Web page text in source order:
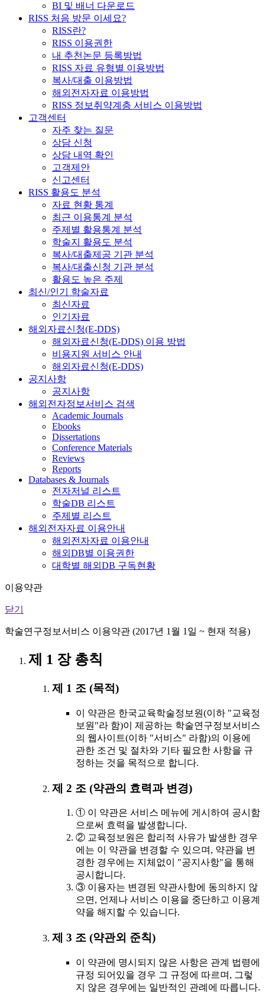
BI 및 배너 다운로드
RISS 처음 방문 이세요?
RISS란?
RISS 이용권한
내 추천논문 등록방법
RISS 자료 유형별 이용방법
복사/대출 이용방법
해외전자자료 이용방법
RISS 정보취약계층 서비스 이용방법
고객센터
자주 찾는 질문
상담 신청
상담 내역 확인
고객제안
신고센터
RISS 활용도 분석
자료 현황 통계
최근 이용통계 분석
주제별 활용통계 분석
학술지 활용도 분석
복사/대출제공 기관 분석
복사/대출신청 기관 분석
활용도 높은 주제
최신/인기 학술자료
최신자료
인기자료
해외자료신청(E-DDS)
해외자료신청(E-DDS) 이용 방법
비용지원 서비스 안내
해외자료신청(E-DDS)
공지사항
공지사항
해외전자정보서비스 검색
Academic Journals
Ebooks
Dissertations
Conference Materials
Reviews
Reports
Databases & Journals
전자저널 리스트
학술DB 리스트
주제별 리스트
해외전자자료 이용안내
해외전자자료 이용안내
해외DB별 이용권한
대학별 해외DB 구독현황
이용약관
닫기
학술연구정보서비스 이용약관 (2017년 1월 1일 ~ 현재 적용)
제 1 장 총칙
제 1 조 (목적)
이 약관은 한국교육학술정보원(이하 "교육정
보원"라 함)이 제공하는 학술연구정보서비스
의 웹사이트(이하 "서비스" 라함)의 이용에
관한 조건 및 절차와 기타 필요한 사항을 규
정하는 것을 목적으로 합니다.
제 2 조 (약관의 효력과 변경)
① 이 약관은 서비스 메뉴에 게시하여 공시함
으로써 효력을 발생합니다.
② 교육정보원은 합리적 사유가 발생한 경우
에는 이 약관을 변경할 수 있으며, 약관을 변
경한 경우에는 지체없이 "공지사항"을 통해
공시합니다.
③ 이용자는 변경된 약관사항에 동의하지 않
으면, 언제나 서비스 이용을 중단하고 이용계
약을 해지할 수 있습니다.
제 3 조 (약관외 준칙)
이 약관에 명시되지 않은 사항은 관계 법령에
규정 되어있을 경우 그 규정에 따르며, 그렇
지 않은 경우에는 일반적인 관례에 따릅니다.